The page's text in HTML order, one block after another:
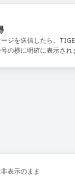
ジを送信したら、
の横に明確に表示され
表示のまま